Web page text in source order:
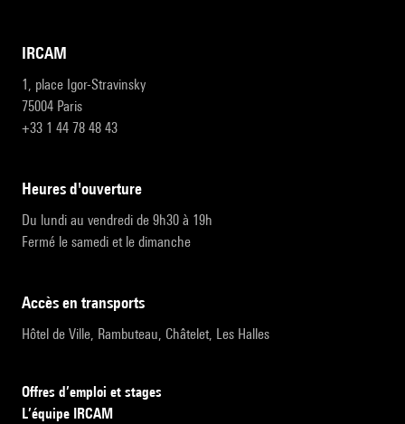
IRCAM
1, place Igor-Stravinsky
75004 Paris
+33 1 44 78 48 43
heures d'ouverture
Du lundi au vendredi de 9h30 à 19h
Fermé le samedi et le dimanche
accès en transports
Hôtel de Ville, Rambuteau, Châtelet, Les Halles
Offres d’emploi et stages
L’équipe IRCAM